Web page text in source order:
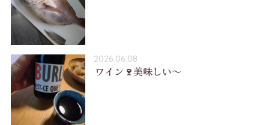
2026.06.08
ワイン🍷美味しい〜